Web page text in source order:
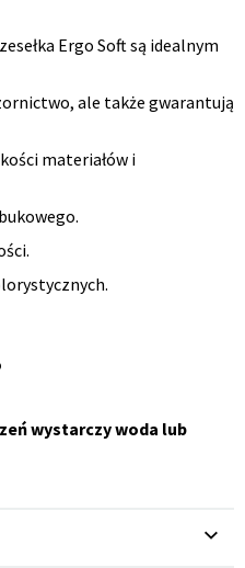
Ergo Soft są idealnym
ale także gwarantują
materiałów i
wystarczy woda lub